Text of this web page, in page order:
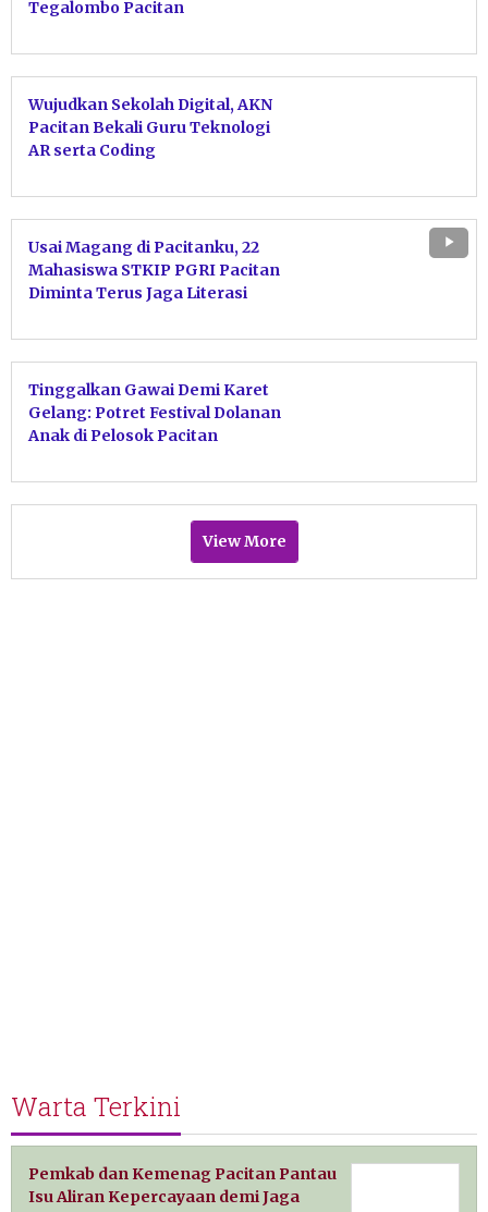
Tegalombo Pacitan
Wujudkan Sekolah Digital, AKN
Pacitan Bekali Guru Teknologi
AR serta Coding
Usai Magang di Pacitanku, 22
Mahasiswa STKIP PGRI Pacitan
Diminta Terus Jaga Literasi
Tinggalkan Gawai Demi Karet
Gelang: Potret Festival Dolanan
Anak di Pelosok Pacitan
View More
Warta Terkini
Pemkab dan Kemenag Pacitan Pantau
Isu Aliran Kepercayaan demi Jaga